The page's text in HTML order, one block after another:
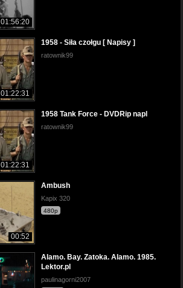
01:56:20
01:22:31
1958 - Siła czołgu [ Napisy ]
ratownik99
01:22:31
1958 Tank Force - DVDRip napl
ratownik99
00:52
Ambush
Kapix 320
480p
Alamo. Bay. Zatoka. Alamo. 1985.
Lektor.pl
paulinagorni2007